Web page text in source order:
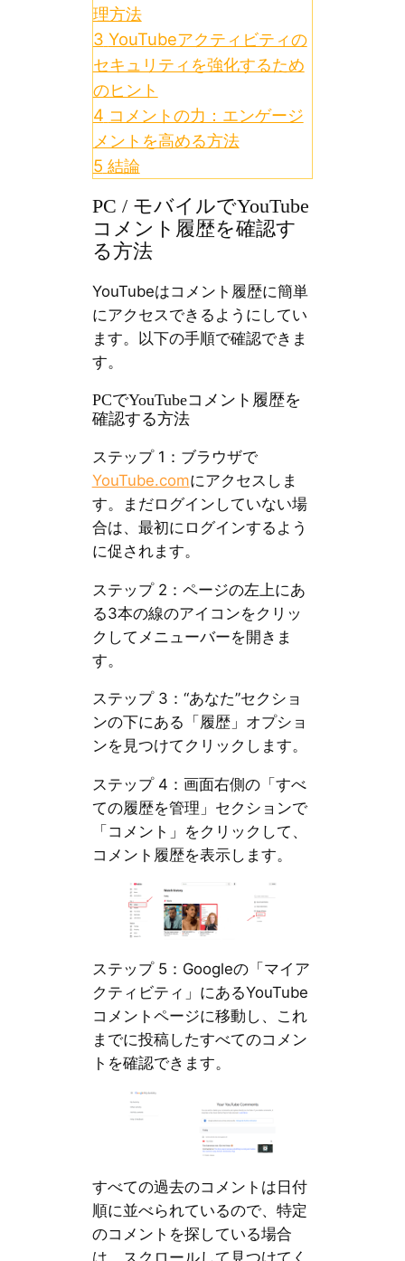
理方法
3 YouTubeアクティビティの
セキュリティを強化するため
のヒント
4 コメントの力：エンゲージ
メントを高める方法
5 結論
PC / モバイルでYouTube
コメント履歴を確認す
る方法
YouTubeはコメント履歴に簡単
にアクセスできるようにしてい
ます。以下の手順で確認できま
す。
PCでYouTubeコメント履歴を
確認する方法
ステップ 1：ブラウザで
YouTube.comにアクセスしま
す。まだログインしていない場
合は、最初にログインするよう
に促されます。
ステップ 2：ページの左上にあ
る3本の線のアイコンをクリッ
クしてメニューバーを開きま
す。
ステップ 3：“あなた”セクショ
ンの下にある「履歴」オプショ
ンを見つけてクリックします。
ステップ 4：画面右側の「すべ
ての履歴を管理」セクションで
「コメント」をクリックして、
コメント履歴を表示します。
ステップ 5：Googleの「マイア
クティビティ」にあるYouTube
コメントページに移動し、これ
までに投稿したすべてのコメン
トを確認できます。
すべての過去のコメントは日付
順に並べられているので、特定
のコメントを探している場合
は、スクロールして見つけてく